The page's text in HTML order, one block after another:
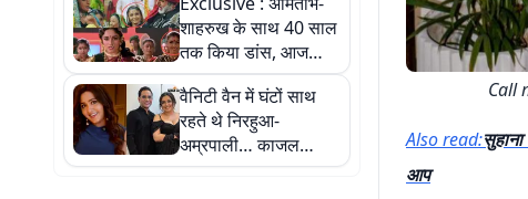
पछाड़ बनी 2026 की
दूसरी सबसे कमाऊ फिल्म
शाहरुख के साथ 40 साल
तक किया डांस, आज
लोकल ट्रेन में काम ढूंढती
हैं रुबीना खान...
वैनिटी वैन में घंटों साथ
रहते थे निरहुआ-
अम्रपाली… काजल
राघवानी का खुलासा,
Call
Also read:
आप